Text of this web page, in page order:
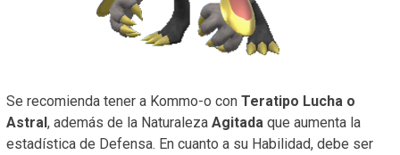
Se recomienda tener a Kommo-o con Teratipo Lucha o
Astral, además de la Naturaleza Agitada que aumenta la
estadística de Defensa. En cuanto a su Habilidad, debe ser